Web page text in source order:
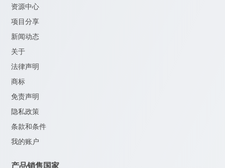
资源中心
项目分享
新闻动态
关于
法律声明
商标
免责声明
隐私政策
条款和条件
我的账户
产品销售国家